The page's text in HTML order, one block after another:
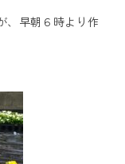
、早朝６時より作